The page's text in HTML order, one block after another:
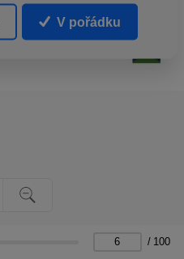
/ 100
V pořádku